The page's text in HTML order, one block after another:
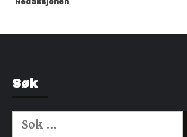
Redaksjonen
Søk
Søk